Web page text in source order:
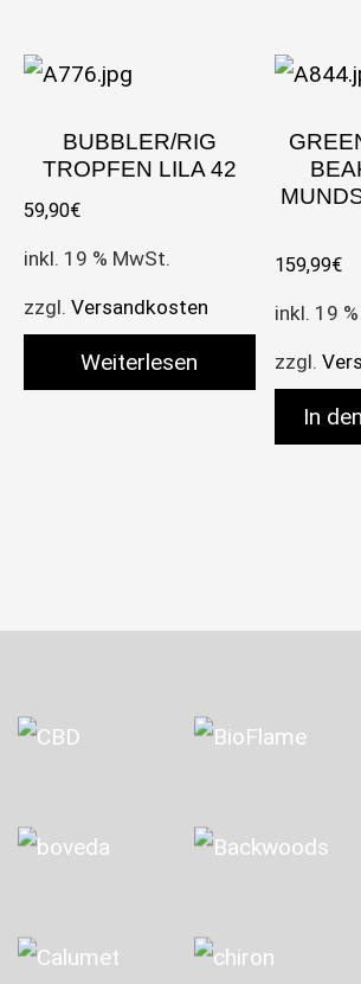
BUBBLER/RIG
TROPFEN LILA 42
59,90€
inkl. 19 % MwSt.
zzgl. Versandkosten
Weiterlesen
159,99€
inkl. 19
zzgl.
In